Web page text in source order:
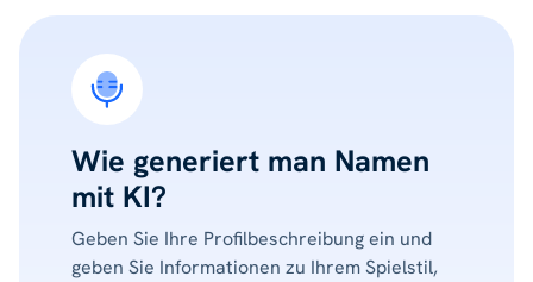
Wie generiert man Namen
mit KI?
Geben Sie Ihre Profilbeschreibung ein und
geben Sie Informationen zu Ihrem Spielstil,